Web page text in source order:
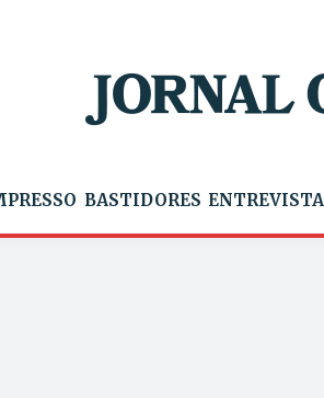
BASTIDORES